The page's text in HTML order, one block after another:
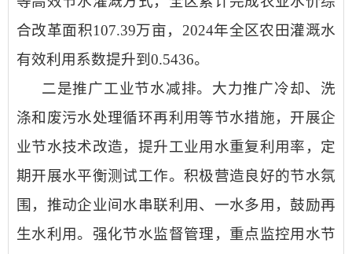
合改革面积107.39万亩，2024年全区农田灌溉水
有效利用系数提升到0.5436。
二是推广工业节水减排。 大力推广冷却、洗
涤和废污水处理循环再利用等节水措施，开展企
业节水技术改造，提升工业用水重复利用率，定
期开展水平衡测试工作。积极营造良好的节水氛
围，推动企业间水串联利用、一水多用，鼓励再
生水利用。强化节水监督管理，重点监控用水节